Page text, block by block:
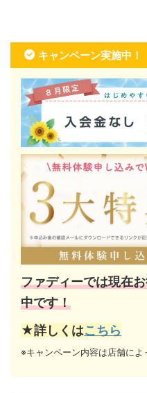
キャンペーン実施中！
ファディーでは現在
中です！
★詳しくはこちら
※キャンペーン内容は店舗によ